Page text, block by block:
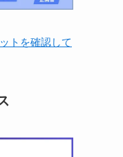
トを確認して